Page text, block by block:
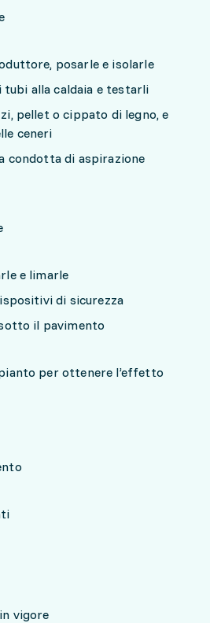
posarle e isolarle
alla caldaia e testarli
pellet o cippato di legno, e
ceneri
condotta di aspirazione
e limarle
di sicurezza
il pavimento
per ottenere l’effetto
vigore